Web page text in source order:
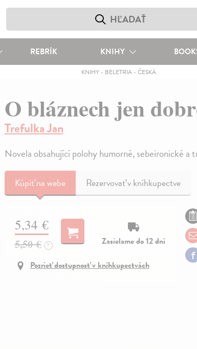
REBRÍK KNIHY
KNIHY- BELETRIA- ČESKÁ
O bláznech jen
Trefulka Jan
Novela obsahující polohy humorné, sebeironické a
Kúpiťna webe Rezervovať v kníhkupectve
5,34 €
5,50 € ?
Zasielame do 12 dní
Pozrieť dostupnosť v kníhkupectvách